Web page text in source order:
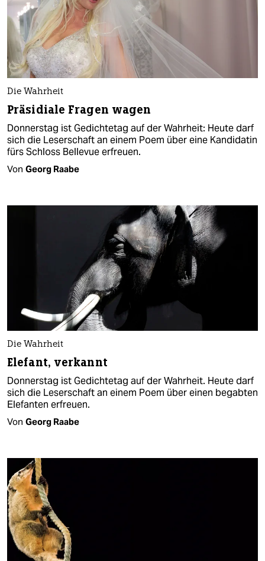
Die Wahrheit
Präsidiale Fragen wagen
Donnerstag ist Gedichtetag auf der Wahrheit: Heute darf
sich die Leserschaft an einem Poem über eine Kandidatin
fürs Schloss Bellevue erfreuen.
Von Georg Raabe
Die Wahrheit
Elefant, verkannt
Donnerstag ist Gedichtetag auf der Wahrheit. Heute darf
sich die Leserschaft an einem Poem über einen begabten
Elefanten erfreuen.
Von Georg Raabe